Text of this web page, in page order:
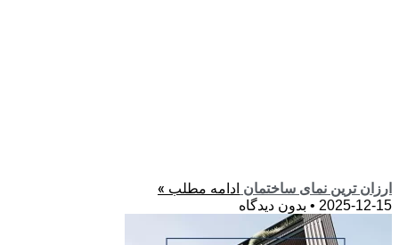
ارزان ترین نمای ساختمان ادامه مطلب »
2025-12-15 بدون دیدگاه